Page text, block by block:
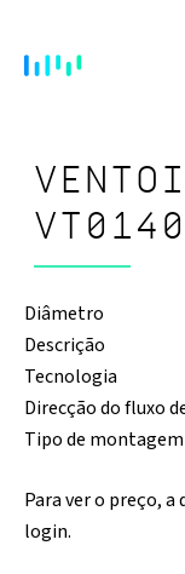
Diâmetro
Descrição
Tecnologia
Direcção do fluxo
Tipo de montagem
Para ver o preço,
login.